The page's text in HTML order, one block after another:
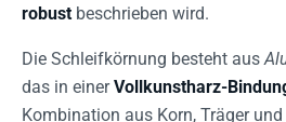
robust beschrieben wird.
Die Schleifkörnung besteht aus
das in einerVollkunstharz-
Kombination aus Korn, Träger